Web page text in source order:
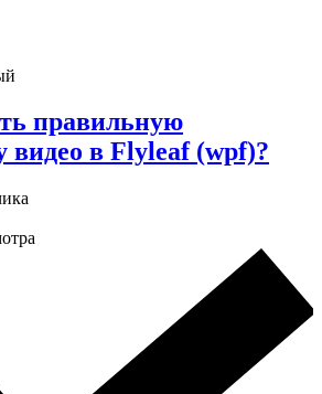
правильную
видео в Flyleaf (wpf)?